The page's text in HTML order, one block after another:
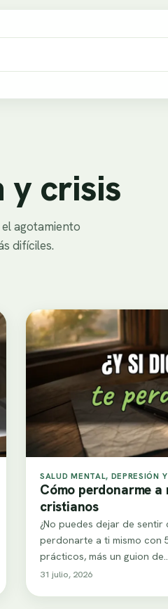
y crisis
agotamiento
difíciles.
SALUD MENTAL, DEPRESIÓN Y
Cómo perdonarme a
cristianos
¿No puedes dejar de
perdonarte a ti mismo con
prácticos, más un guion
31 julio, 2026